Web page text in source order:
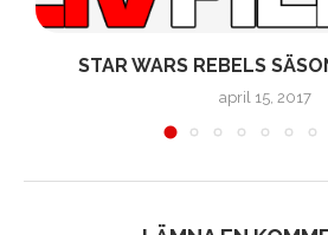
STAR WARS REBELS
april 15, 2017